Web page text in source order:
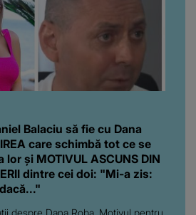
Balaciu să fie cu Dana
care schimbă tot ce se
dintre cei doi: "Mi-a zis:
despre Dana Roba. Motivul pentru
cu mama fetițelor sale!